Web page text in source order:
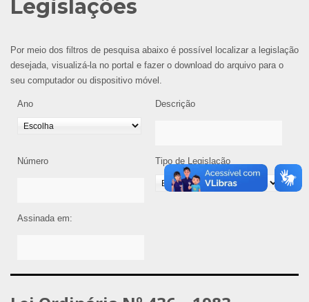
Legislações
Por meio dos filtros de pesquisa abaixo é possível localizar a legislação
desejada, visualizá-la no portal e fazer o download do arquivo para o
seu computador ou dispositivo móvel.
Ano Descrição
Número Tipo de Legislação
Assinada em: